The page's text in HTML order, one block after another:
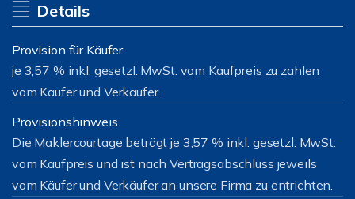
Details
Provision für Käufer
je 3,57 % inkl. gesetzl. MwSt. vom Kaufpreis zu zahlen
vom Käufer und Verkäufer.
Provisionshinweis
Die Maklercourtage beträgt je 3,57 % inkl. gesetzl. MwSt.
vom Kaufpreis und ist nach Vertragsabschluss jeweils
vom Käufer und Verkäufer an unsere Firma zu entrichten.